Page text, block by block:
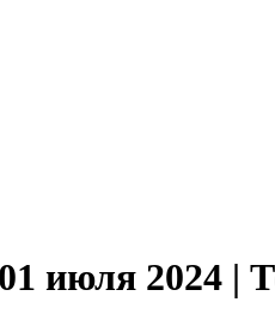
июля 2024 |